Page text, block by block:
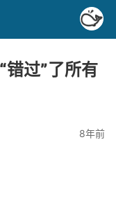
错过”了所有
8年前